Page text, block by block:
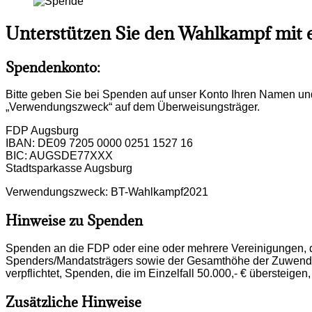
Unterstützen Sie den Wahlkampf mit
Spendenkonto:
Bitte geben Sie bei Spenden auf unser Konto Ihren Namen
„Verwendungszweck“ auf dem Überweisungsträger.
FDP Augsburg
IBAN: DE09 7205 0000 0251 1527 16
BIC: AUGSDE77XXX
Stadtsparkasse Augsburg
Verwendungszweck: BT-Wahlkampf2021
Hinweise zu Spenden
Spenden an die FDP oder eine oder mehrere
Spenders/Mandatsträgers sowie der Gesamthöhe der
verpflichtet, Spenden, die im Einzelfall 50.000,- €
Zusätzliche Hinweise